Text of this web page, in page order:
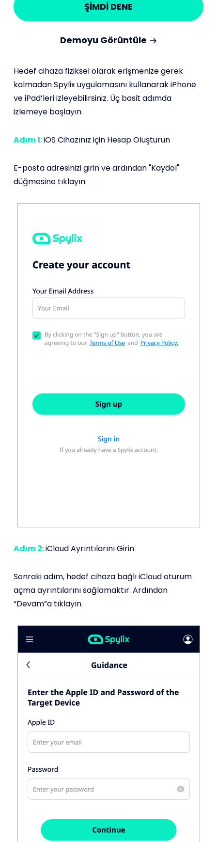
ŞİMDİ DENE
Demoyu Görüntüle
Hedef cihaza fiziksel olarak erişmenize gerek
kalmadan Spylix uygulamasını kullanarak iPhone
ve iPad’leri izleyebilirsiniz. Üç basit adımda
izlemeye başlayın.
Adım 1:iOS Cihazınız için Hesap Oluşturun
E-posta adresinizi girin ve ardından "Kaydol"
düğmesine tıklayın.
Adım 2:iCloud Ayrıntılarını Girin
Sonraki adım, hedef cihaza bağlı iCloud oturum
açma ayrıntılarını sağlamaktır. Ardından
“Devam”a tıklayın.